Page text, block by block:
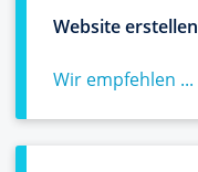
Website erstellen
Wir empfehlen ...